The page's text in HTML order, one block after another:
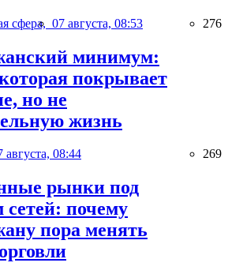
сфера, 07 августа, 08:53 276
минимум:
покрывает
но не
жизнь
августа, 08:44 269
рынки под
сетей: почему
пора менять